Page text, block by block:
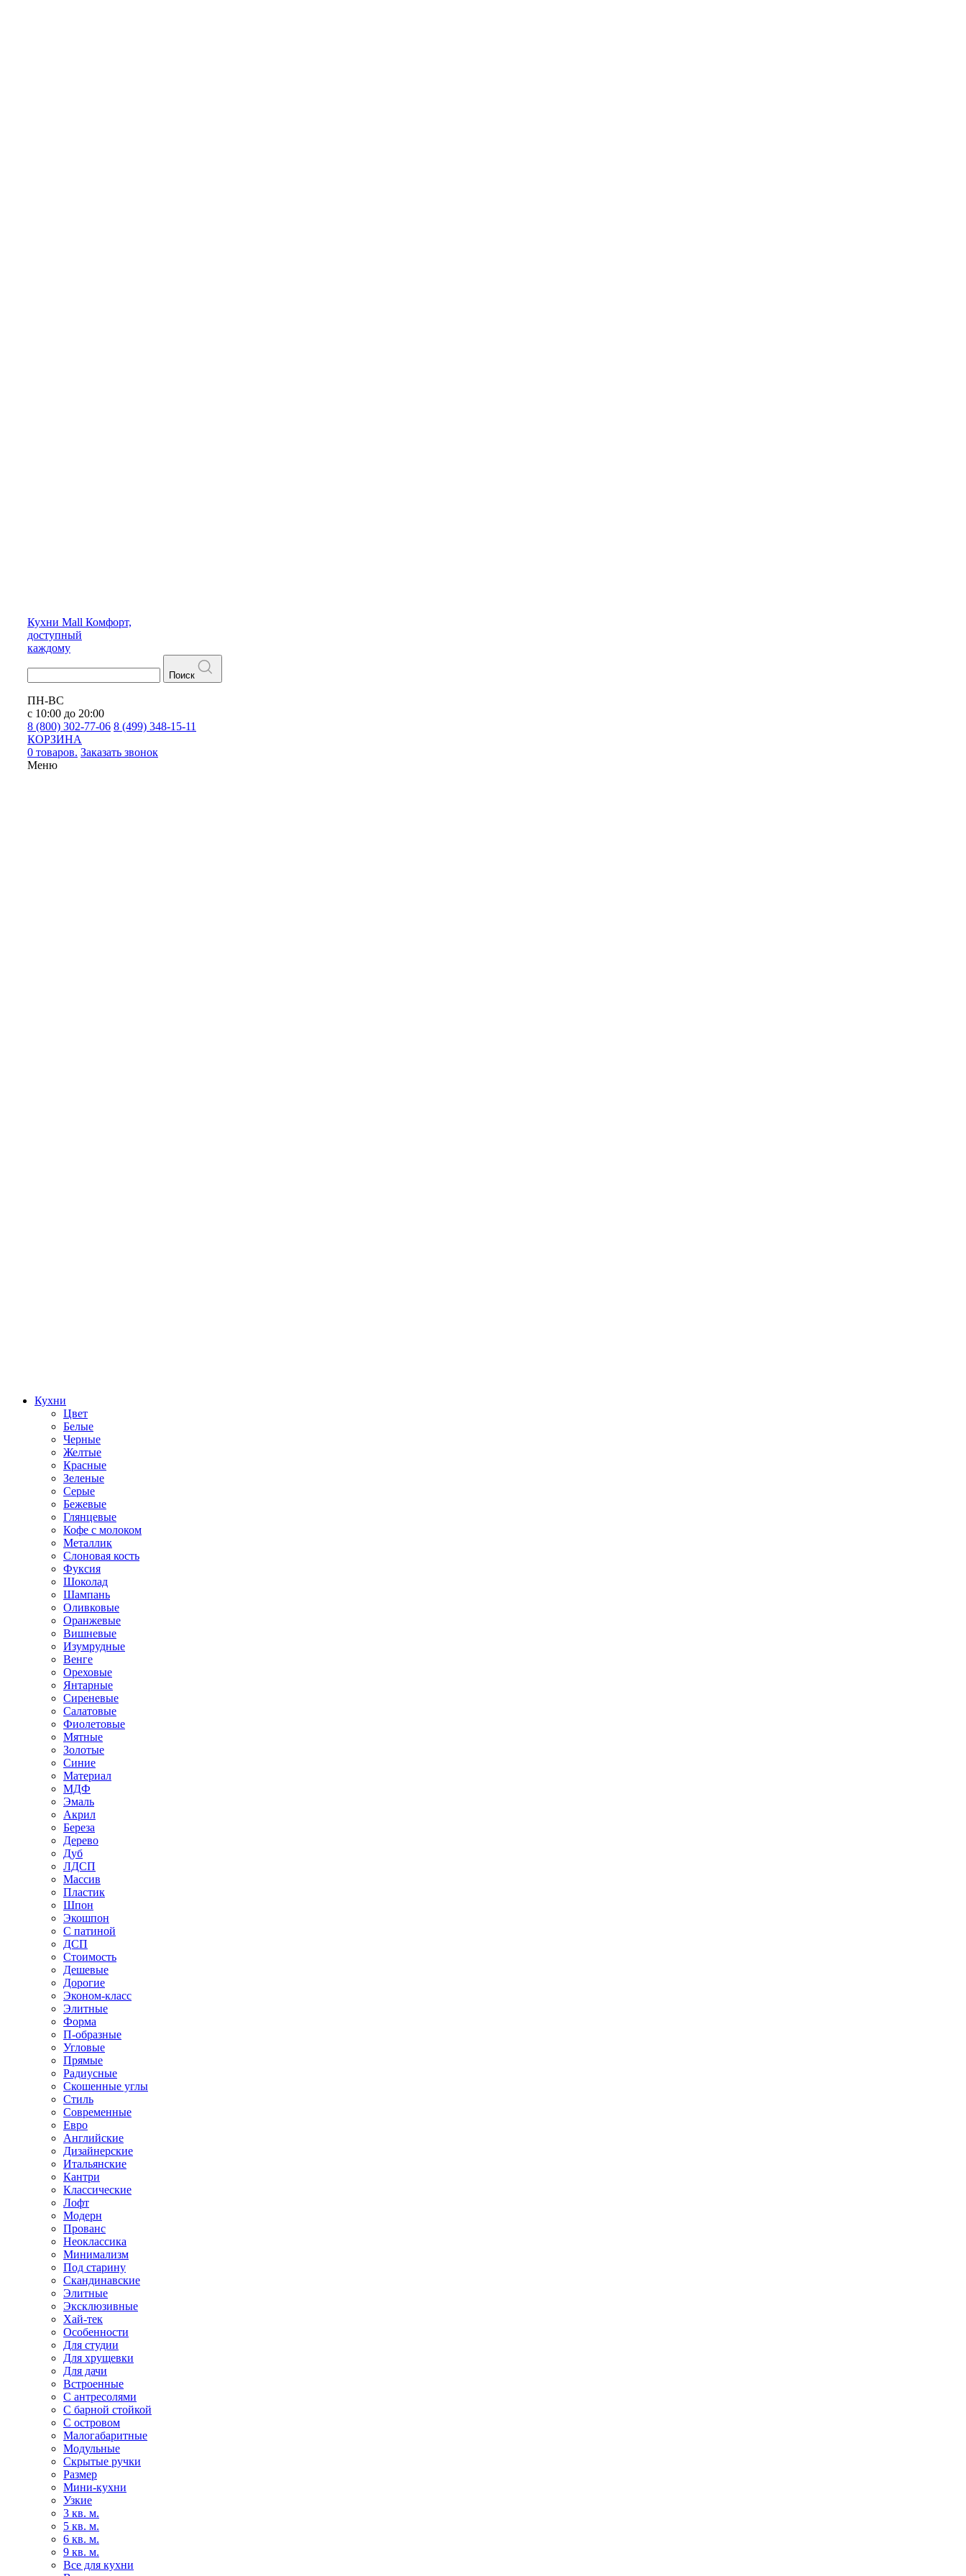
Кухни Mall Комфорт,
доступный
каждому
Поиск
ПН-ВС
с 10:00 до 20:00
8 (800) 302-77-06 8 (499) 348-15-11
КОРЗИНА
0 товаров. Заказать звонок
Меню
Кухни
Цвет
Белые
Черные
Желтые
Красные
Зеленые
Серые
Бежевые
Глянцевые
Кофе с молоком
Металлик
Слоновая кость
Фуксия
Шоколад
Шампань
Оливковые
Оранжевые
Вишневые
Изумрудные
Венге
Ореховые
Янтарные
Сиреневые
Салатовые
Фиолетовые
Мятные
Золотые
Синие
Материал
МДФ
Эмаль
Акрил
Береза
Дерево
Дуб
ЛДСП
Массив
Пластик
Шпон
Экошпон
С патиной
ДСП
Стоимость
Дешевые
Дорогие
Эконом-класс
Элитные
Форма
П-образные
Угловые
Прямые
Радиусные
Скошенные углы
Стиль
Современные
Евро
Английские
Дизайнерские
Итальянские
Кантри
Классические
Лофт
Модерн
Прованс
Неоклассика
Минимализм
Под старину
Скандинавские
Элитные
Эксклюзивные
Хай-тек
Особенности
Для студии
Для хрущевки
Для дачи
Встроенные
С антресолями
С барной стойкой
С островом
Малогабаритные
Модульные
Скрытые ручки
Размер
Мини-кухни
Узкие
3 кв. м.
5 кв. м.
6 кв. м.
9 кв. м.
Все для кухни